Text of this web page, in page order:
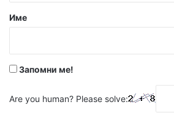
р
Име
Запомни ме!
Are you human? Please solve: